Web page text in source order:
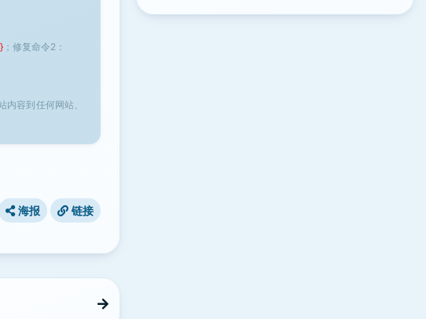
；修复命令2：
容到任何网站、
海报 链接